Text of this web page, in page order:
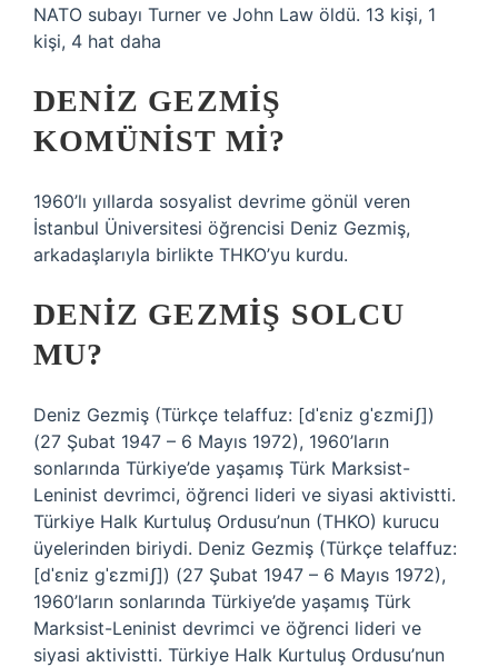
NATO subayı Turner ve John Law öldü. 13 kişi, 1
kişi, 4 hat daha
DENIZ GEZMIŞ
KOMÜNIST MI?
1960’lı yıllarda sosyalist devrime gönül veren
İstanbul Üniversitesi öğrencisi Deniz Gezmiş,
arkadaşlarıyla birlikte THKO’yu kurdu.
DENIZ GEZMIŞ SOLCU
MU?
Deniz Gezmiş (Türkçe telaffuz: [dˈɛniz ɡˈɛzmiʃ])
(27 Şubat 1947 – 6 Mayıs 1972), 1960’ların
sonlarında Türkiye’de yaşamış Türk Marksist-
Leninist devrimci, öğrenci lideri ve siyasi aktivistti.
Türkiye Halk Kurtuluş Ordusu’nun (THKO) kurucu
üyelerinden biriydi. Deniz Gezmiş (Türkçe telaffuz:
[dˈɛniz ɡˈɛzmiʃ]) (27 Şubat 1947 – 6 Mayıs 1972),
1960’ların sonlarında Türkiye’de yaşamış Türk
Marksist-Leninist devrimci ve öğrenci lideri ve
siyasi aktivistti. Türkiye Halk Kurtuluş Ordusu’nun